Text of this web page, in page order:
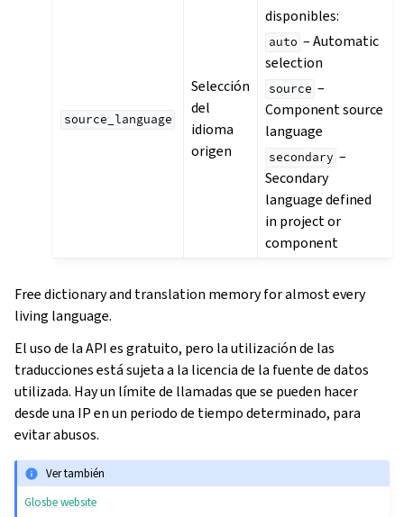
source_language
Selección
del
idioma
origen
disponibles:
auto – Automatic
selection
source –
Component source
language
secondary –
Secondary
language defined
in project or
component
Free dictionary and translation memory for almost every
living language.
El uso de la API es gratuito, pero la utilización de las
traducciones está sujeta a la licencia de la fuente de datos
utilizada. Hay un límite de llamadas que se pueden hacer
desde una IP en un periodo de tiempo determinado, para
evitar abusos.
Ver también
Glosbe website